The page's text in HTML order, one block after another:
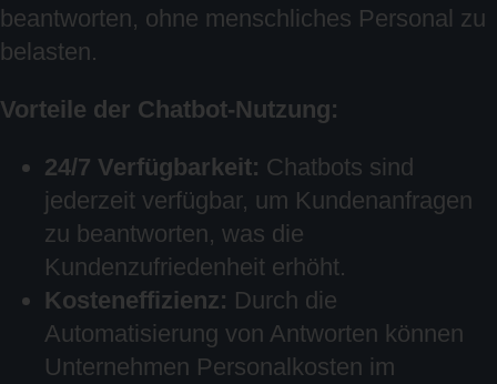
beantworten, ohne menschliches Personal zu
belasten.
Vorteile der Chatbot-Nutzung:
24/7 Verfügbarkeit: Chatbots sind
jederzeit verfügbar, um Kundenanfragen
zu beantworten, was die
Kundenzufriedenheit erhöht.
Kosteneffizienz: Durch die
Automatisierung von Antworten können
Unternehmen Personalkosten im